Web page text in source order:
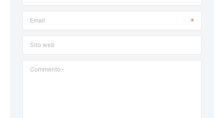
Email
Sito web
Commento *